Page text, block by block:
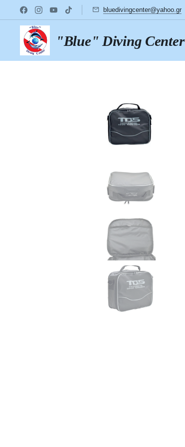
bluedivingcenter@yahoo.gr
"Blue" Diving Center